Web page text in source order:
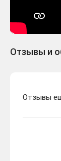
Отзывы и
Отзывы